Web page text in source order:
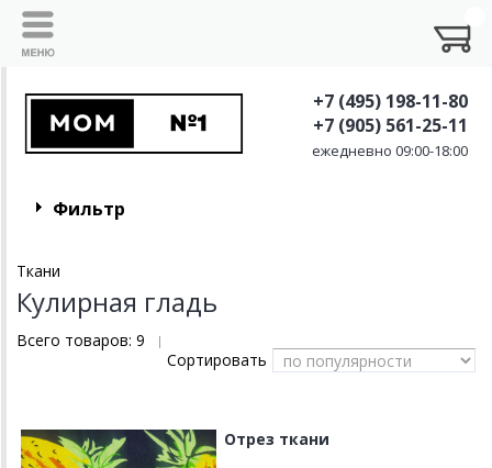
+7 (495) 198-11-80
+7 (905) 561-25-11
ежедневно 09:00-18:00
Фильтр
Ткани
Кулирная гладь
Всего товаров: 9 |
Сортировать
Отрез ткани